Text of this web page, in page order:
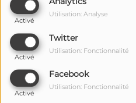
Activé
Utilisation: Analyse
Twitter
Activé
Utilisation: Fonctionnalité
Facebook
Activé
Utilisation: Fonctionnalité